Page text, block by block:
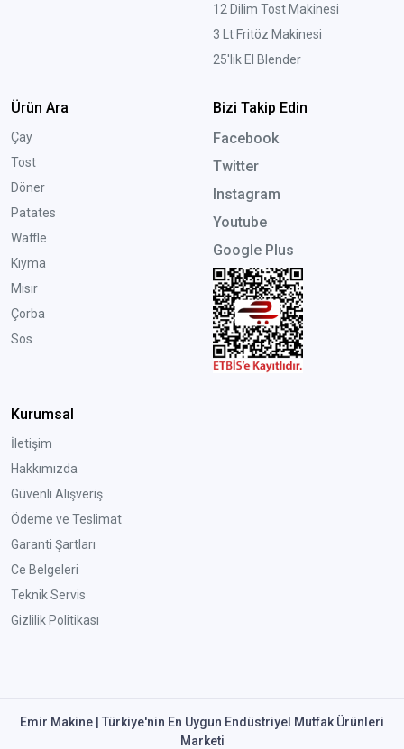
12 Dilim Tost Makinesi
3 Lt Fritöz Makinesi
25'lik El Blender
Ürün Ara
Çay
Tost
Döner
Patates
Waffle
Kıyma
Mısır
Çorba
Sos
Bizi Takip Edin
Facebook
Twitter
Instagram
Youtube
Google Plus
Kurumsal
İletişim
Hakkımızda
Güvenli Alışveriş
Ödeme ve Teslimat
Garanti Şartları
Ce Belgeleri
Teknik Servis
Gizlilik Politikası
Emir Makine | Türkiye'nin En Uygun Endüstriyel Mutfak Ürünleri
Marketi